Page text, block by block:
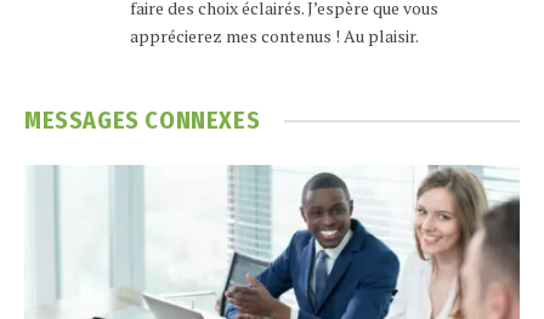
faire des choix éclairés. J’espère que vous
apprécierez mes contenus ! Au plaisir.
MESSAGES CONNEXES